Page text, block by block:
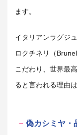
ます。
イタリアンラグジ
ロクチネリ（
こだわり、世界最
ると言われる理由
偽カシミヤ・